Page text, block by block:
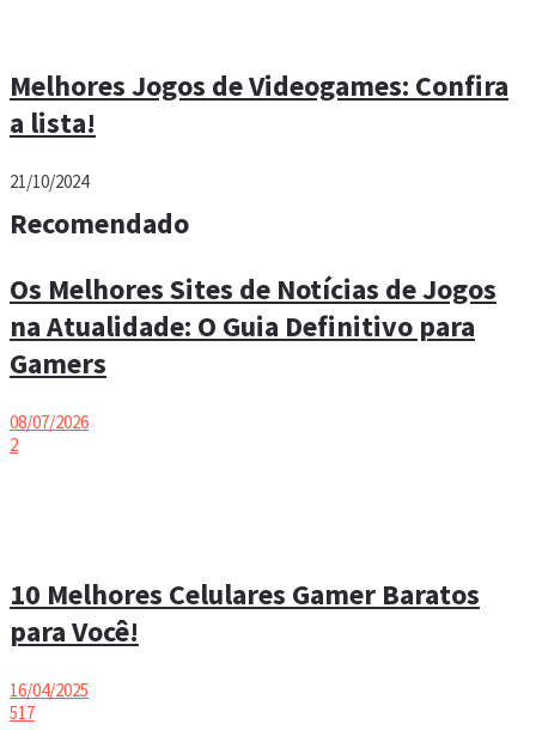
Melhores Jogos de Videogames: Confira
a lista!
21/10/2024
Recomendado
Os Melhores Sites de Notícias de Jogos
na Atualidade: O Guia Definitivo para
Gamers
08/07/2026
2
10 Melhores Celulares Gamer Baratos
para Você!
16/04/2025
517